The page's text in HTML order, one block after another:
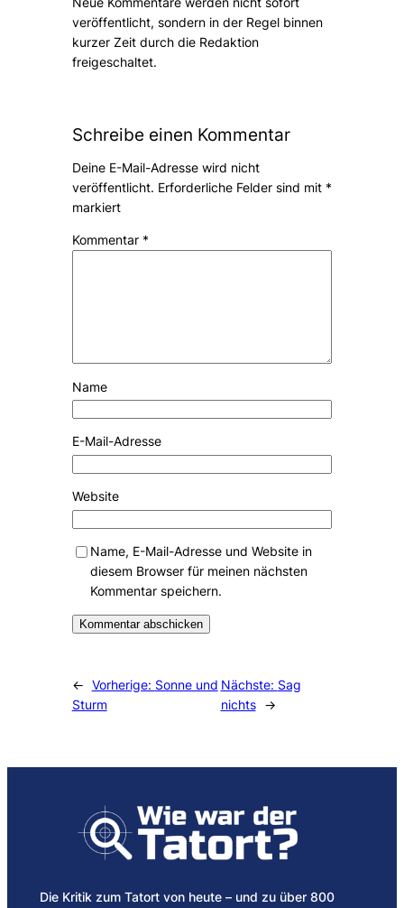
veröffentlicht, sondern in der Regel binnen
kurzer Zeit durch die Redaktion
freigeschaltet.
Schreibe einen Kommentar
Deine E-Mail-Adresse wird nicht
veröffentlicht. Erforderliche Felder sind mit *
markiert
Kommentar *
Name
E-Mail-Adresse
Website
Name, E-Mail-Adresse und Website in
diesem Browser für meinen nächsten
Kommentar speichern.
← Vorherige: Sonne und
Sturm
Nächste: Sag
nichts
→
Die Kritik zum Tatort von heute – und zu über 800